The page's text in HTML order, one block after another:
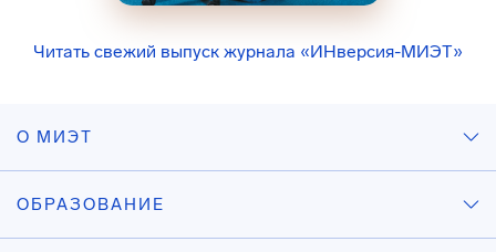
Читать свежий выпуск журнала «ИНверсия-МИЭТ»
О МИЭТ
ОБРАЗОВАНИЕ